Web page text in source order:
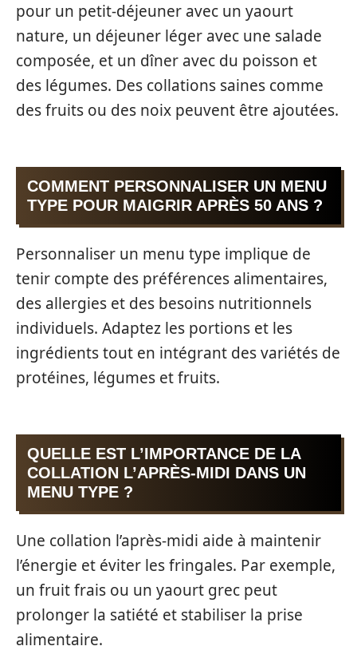
pour un petit-déjeuner avec un yaourt
nature, un déjeuner léger avec une salade
composée, et un dîner avec du poisson et
des légumes. Des collations saines comme
des fruits ou des noix peuvent être ajoutées.
COMMENT PERSONNALISER UN MENU
TYPE POUR MAIGRIR APRÈS 50 ANS ?
Personnaliser un menu type implique de
tenir compte des préférences alimentaires,
des allergies et des besoins nutritionnels
individuels. Adaptez les portions et les
ingrédients tout en intégrant des variétés de
protéines, légumes et fruits.
QUELLE EST L’IMPORTANCE DE LA
COLLATION L’APRÈS-MIDI DANS UN
MENU TYPE ?
Une collation l’après-midi aide à maintenir
l’énergie et éviter les fringales. Par exemple,
un fruit frais ou un yaourt grec peut
prolonger la satiété et stabiliser la prise
alimentaire.